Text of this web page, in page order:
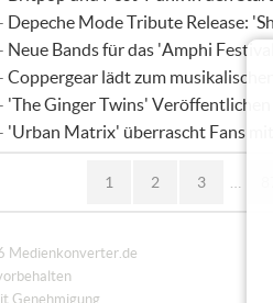
Depeche Mode Tribute Release:
Neue Bands für das 'Amphi Festival
Coppergear lädt zum
'The Ginger Twins' Veröffentlichen
'Urban Matrix' überrascht Fans
1 2 3 …
Medienkonverter.de
Genehmigung